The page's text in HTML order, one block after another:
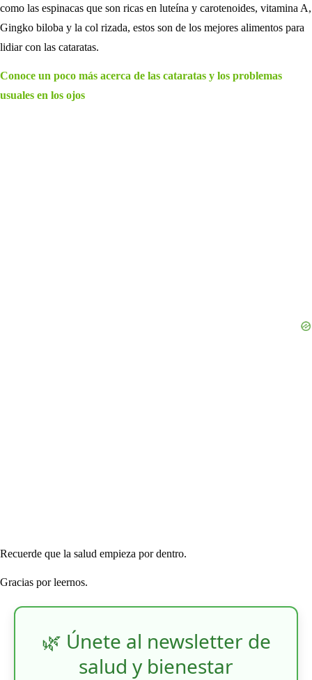
como las espinacas que son ricas en luteína y carotenoides, vitamina A,
Gingko biloba y la col rizada, estos son de los mejores alimentos para
lidiar con las cataratas.
Conoce un poco más acerca de las cataratas y los problemas
usuales en los ojos
Recuerde que la salud empieza por dentro.
Gracias por leernos.
🌿 Únete al newsletter de
salud y bienestar